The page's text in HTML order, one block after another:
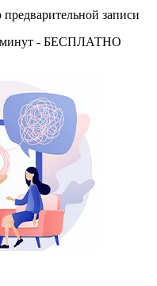
записи
минут - БЕСПЛАТНО